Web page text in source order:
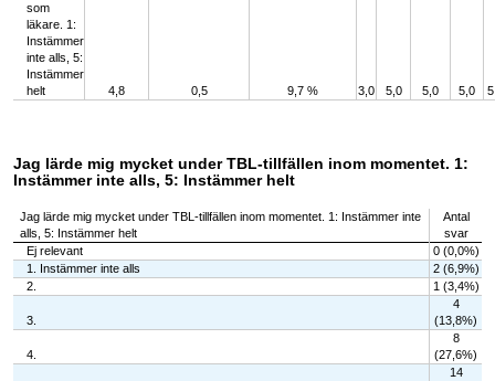
som
läkare. 1:
Instämmer
inte alls, 5:
Instämmer
helt
4,8 0,5 9,7 % 3,0 5,0 5,0 5,0
Jag lärde mig mycket under TBL-tillfällen inom momentet. 1:
Instämmer inte alls, 5: Instämmer helt
Jag lärde mig mycket under TBL-tillfällen inom momentet. 1: Instämmer inte
alls, 5: Instämmer helt
Antal
svar
Ej relevant
0 (0,0%)
1. Instämmer inte alls
2 (6,9%)
2.
1 (3,4%)
3.
4
(13,8%)
4.
8
(27,6%)
14